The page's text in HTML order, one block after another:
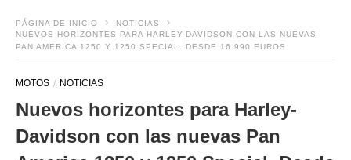
PÁGINA DE INICIO
NOTICIAS
NUEVOS HORIZONTES PARA HARLEY-DAVIDSON CON LAS NUEVAS
PAN AMERICA 1250 Y 1250 SPECIAL. DESDE 16.990 EUROS
MOTOS NOTICIAS
Nuevos horizontes para Harley-
Davidson con las nuevas Pan